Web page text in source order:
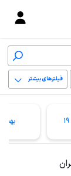
فیلترهای بیشتر
پاک کردن محدوده